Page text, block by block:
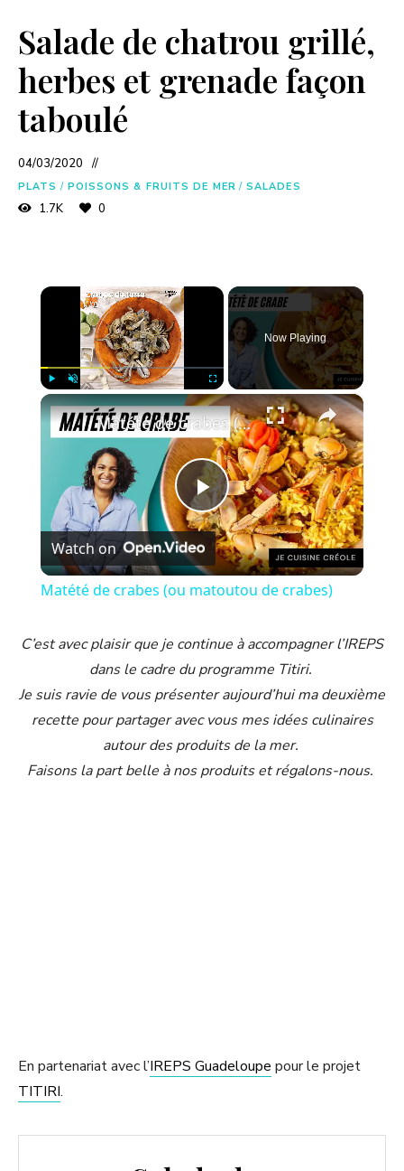
Salade de chatrou grillé,
herbes et grenade façon
taboulé
04/03/2020
PLATS / POISSONS & FRUITS DE MER / SALADES
1.7K 0
×
Fullscreen
Now Playing
×
P
l
y
V
i
Matété de crabes (ou matoutou de crabes)
Watch on
Matété de crabes (ou matoutou de crabes)
C’est avec plaisir que je continue à accompagner l’IREPS
dans le cadre du programme Titiri.
Je suis ravie de vous présenter aujourd’hui ma deuxième
recette pour partager avec vous mes idées culinaires
autour des produits de la mer.
Faisons la part belle à nos produits et régalons-nous.
En partenariat avec l’IREPS Guadeloupe pour le projet
TITIRI.